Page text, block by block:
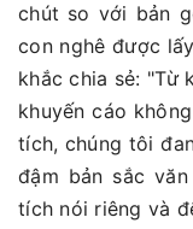
chút so với bản
con nghê được
khắc chia sẻ: "Từ
khuyến cáo
tích, chúng tôi
đậm bản sắc
tích nói riêng và